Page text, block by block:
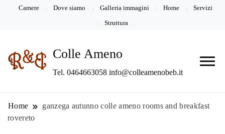
Camere Dove siamo Galleria immagini Home Servizi
Struttura
Colle Ameno
Tel. 0464663058 info@colleamenobeb.it
Home
ganzega autunno colle ameno rooms and breakfast
rovereto